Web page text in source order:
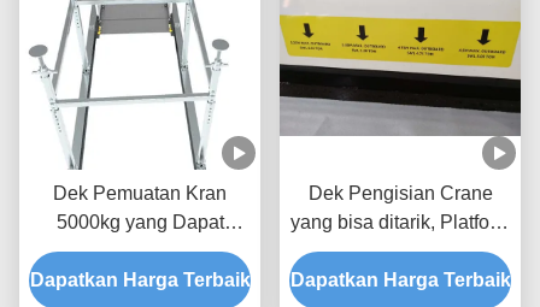
Bangunan Bangunan
Bangunan Bangunan
Bangunan Bangunan
Bangunan Bangunan
Bangunan B
Dek Pemuatan Kran
5000kg yang Dapat
Dipanjangkan Dengan
Lukisan Epoxy MLP2800-
Dapatkan Harga Terbaik
Dek Pengisian Crane
yang bisa ditarik, Platform
Angkat Bahan 5000kg
Dapatkan Harga Terbaik